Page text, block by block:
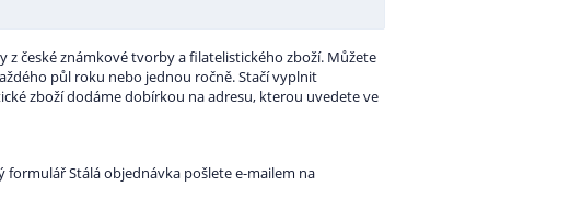
české známkové tvorby a filatelistického zboží. Můžete
půl roku nebo jednou ročně. Stačí vyplnit
zboží dodáme dobírkou na adresu, kterou uvedete ve
Stálá objednávka pošlete e-mailem na